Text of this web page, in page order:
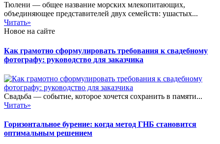
Тюлени — общее название морских млекопитающих,
объединяющее представителей двух семейств: ушастых...
Читать»
Новое на сайте
Как грамотно сформулировать требования к свадебному
фотографу: руководство для заказчика
Свадьба — событие, которое хочется сохранить в памяти...
Читать»
Горизонтальное бурение: когда метод ГНБ становится
оптимальным решением